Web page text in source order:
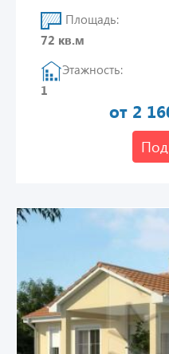
Площадь:
72 кв.м
Этажность:
1
от 2